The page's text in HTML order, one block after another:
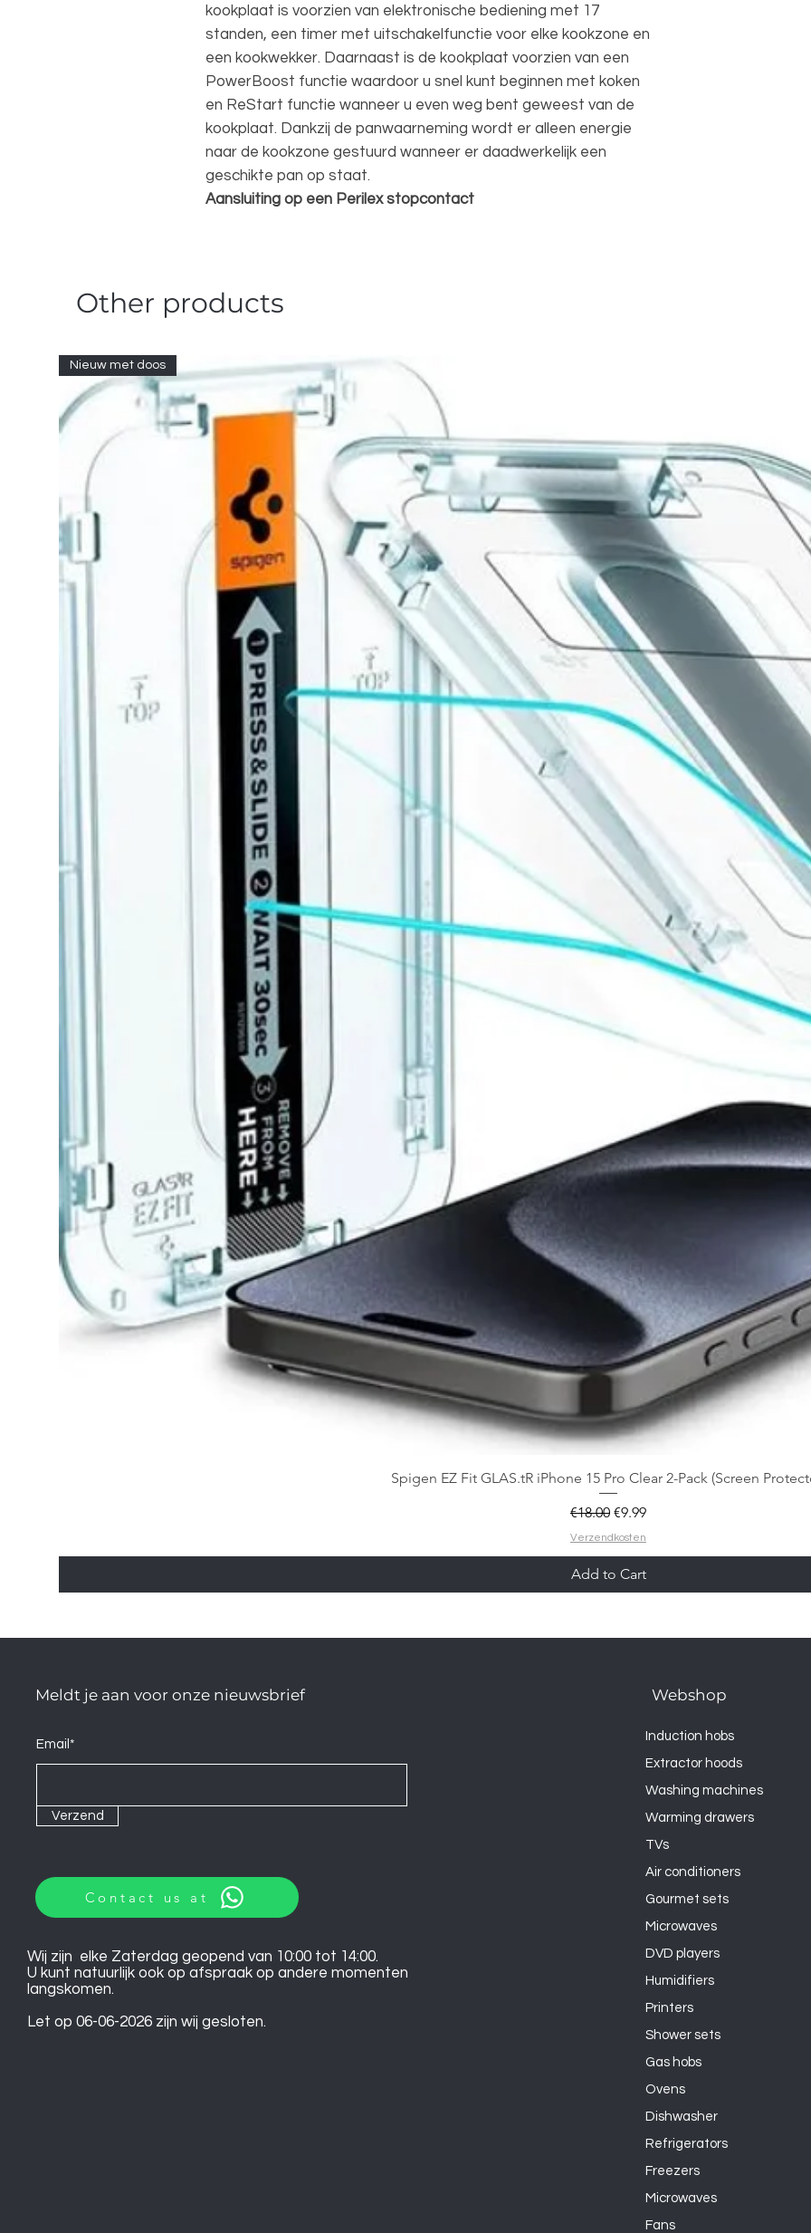
kookplaat is voorzien van elektronische bediening met 17
standen, een timer met uitschakelfunctie voor elke kookzone en
een kookwekker. Daarnaast is de kookplaat voorzien van een
PowerBoost functie waardoor u snel kunt beginnen met koken
en ReStart functie wanneer u even weg bent geweest van de
kookplaat. Dankzij de panwaarneming wordt er alleen energie
naar de kookzone gestuurd wanneer er daadwerkelijk een
geschikte pan op staat.
Aansluiting op een Perilex stopcontact
Other products
Nieuw met doos
Spigen EZ Fit GLAS.tR iPhone 15 Pro Clear 2-Pack (Screen
Regular Price
€18.00 Sale Price
€9.99
Verzendkosten
Add to Cart
Meldt je aan voor onze nieuwsbrief
Email*
Verzend
Contact us at
Wij zijn elke Zaterdag geopend van 10:00 tot 14:00.
U kunt natuurlijk ook op afspraak op andere momenten
langskomen.
Let op 06-06-2026 zijn wij gesloten.
Webshop
Induction hobs
Extractor hoods
Washing machines
Warming drawers
TVs
Air conditioners
Gourmet sets
Microwaves
DVD players
Humidifiers
Printers
Shower sets
Gas hobs
Ovens
Dishwasher
Refrigerators
Freezers
Microwaves
Fans